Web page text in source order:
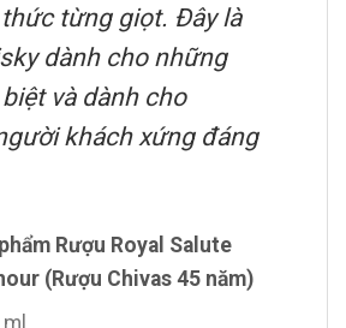
từng giọt. Đây là
dành cho những
và dành cho
khách xứng đáng
Rượu Royal Salute
(Rượu Chivas 45 năm)